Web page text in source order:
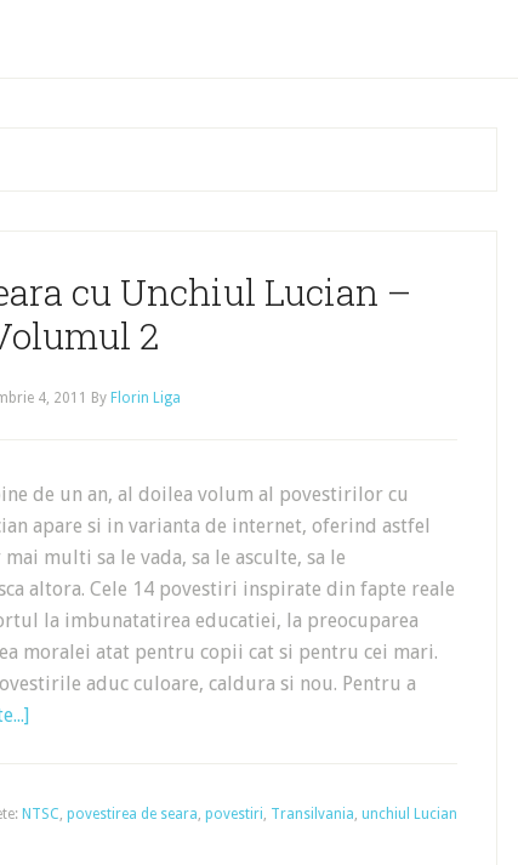
cu Unchiul Lucian –
2
4, 2011 By Florin Liga
de un an, al doilea volum al povestirilor cu
apare si in varianta de internet, oferind astfel
mai multi sa le vada, sa le asculte, sa le
altora. Cele 14 povestiri inspirate din fapte reale
la imbunatatirea educatiei, la preocuparea
moralei atat pentru copii cat si pentru cei mari.
aduc culoare, caldura si nou. Pentru a
NTSC, povestirea de seara, povestiri, Transilvania, unchiul Lucian